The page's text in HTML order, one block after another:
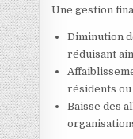
Une gestion
Diminution
réduisant
résidents
Baisse des